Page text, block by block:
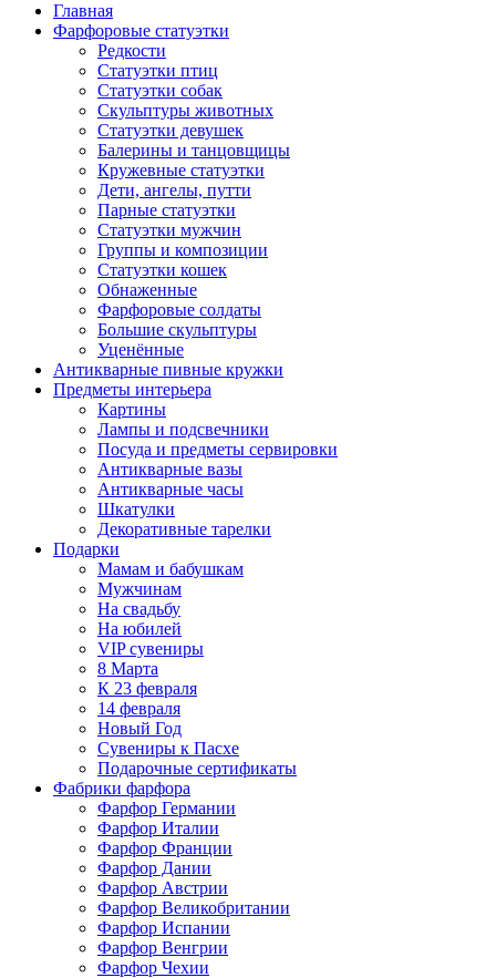
Главная
Фарфоровые статуэтки
Редкости
Cтатуэтки птиц
Cтатуэтки собак
Скульптуры животных
Статуэтки девушек
Балерины и танцовщицы
Кружевные статуэтки
Дети, ангелы, путти
Парные статуэтки
Статуэтки мужчин
Группы и композиции
Статуэтки кошек
Обнаженные
Фарфоровые солдаты
Большие скульптуры
Уценённые
Антикварные пивные кружки
Предметы интерьера
Картины
Лампы и подсвечники
Посуда и предметы сервировки
Антикварные вазы
Антикварные часы
Шкатулки
Декоративные тарелки
Подарки
Мамам и бабушкам
Мужчинам
На свадьбу
На юбилей
VIP сувениры
8 Марта
К 23 февраля
14 февраля
Новый Год
Сувениры к Пасхе
Подарочные сертификаты
Фабрики фарфора
Фарфор Германии
Фарфор Италии
Фарфор Франции
Фарфор Дании
Фарфор Австрии
Фарфор Великобритании
Фарфор Испании
Фарфор Венгрии
Фарфор Чехии